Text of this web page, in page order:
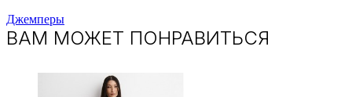
Джемперы
ВАМ МОЖЕТ ПОНРАВИТЬСЯ